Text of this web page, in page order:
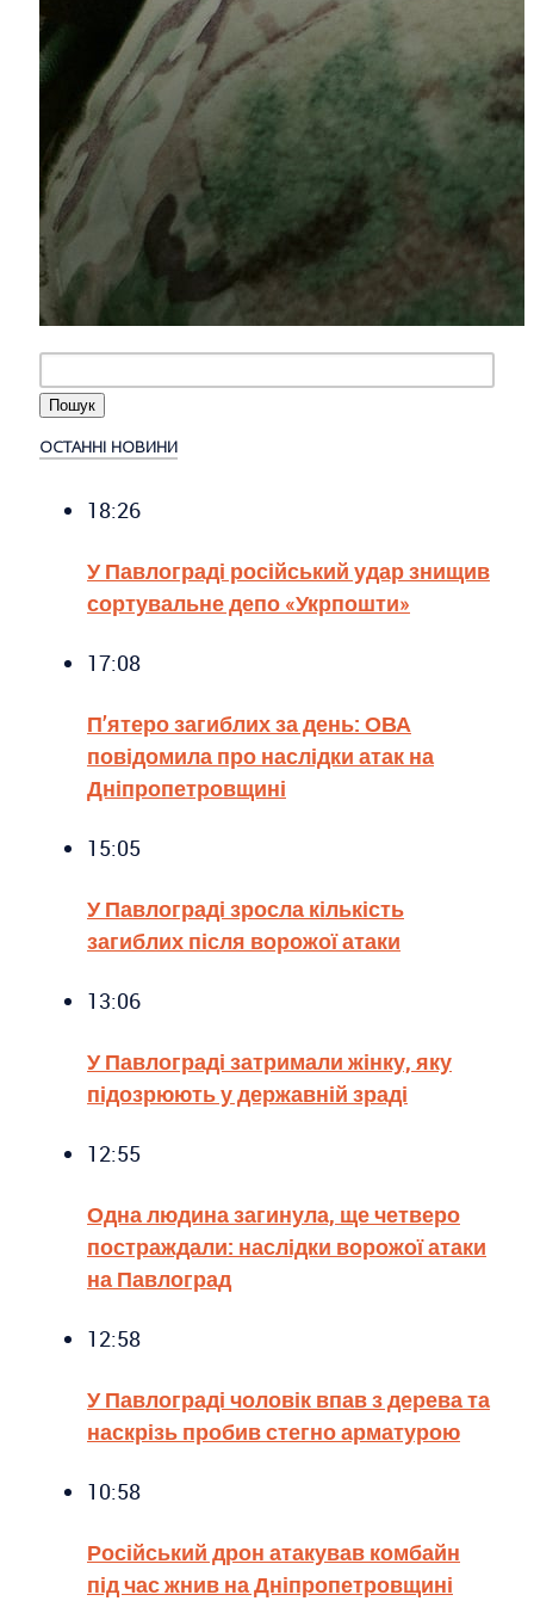
ОСТАННІ НОВИНИ
18:26
У Павлограді російський удар знищив
сортувальне депо «Укрпошти»
17:08
П’ятеро загиблих за день: ОВА
повідомила про наслідки атак на
Дніпропетровщині
15:05
У Павлограді зросла кількість
загиблих після ворожої атаки
13:06
У Павлограді затримали жінку, яку
підозрюють у державній зраді
12:55
Одна людина загинула, ще четверо
постраждали: наслідки ворожої атаки
на Павлоград
12:58
У Павлограді чоловік впав з дерева та
наскрізь пробив стегно арматурою
10:58
Російський дрон атакував комбайн
під час жнив на Дніпропетровщині